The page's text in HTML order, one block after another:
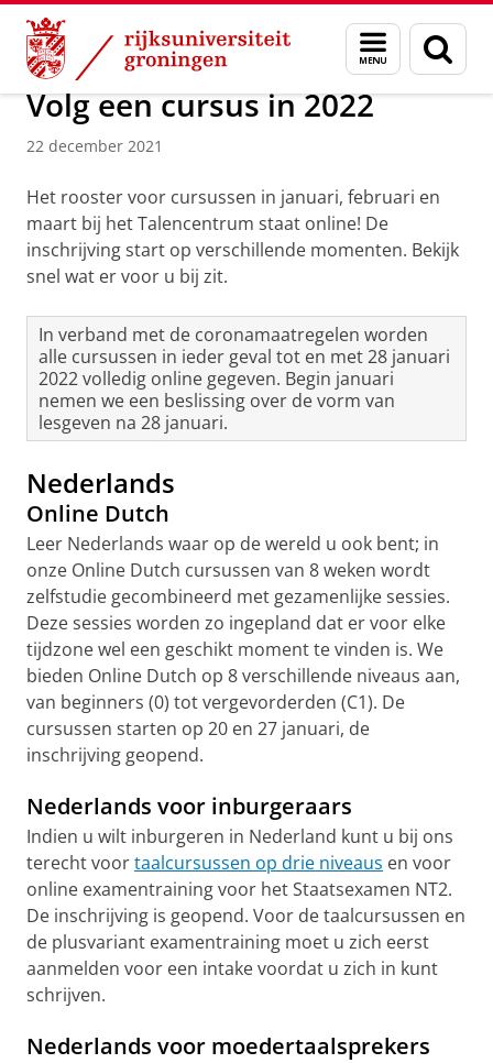
Skip
Content
Skip
Navigation
Menu
en
zoeken
Over ons Actueel Nieuws Nieuwsberichten
Volg een cursus in 2022
22 december 2021
Het rooster voor cursussen in januari, februari en
maart bij het Talencentrum staat online! De
inschrijving start op verschillende momenten. Bekijk
snel wat er voor u bij zit.
In verband met de coronamaatregelen worden
alle cursussen in ieder geval tot en met 28 januari
2022 volledig online gegeven. Begin januari
nemen we een beslissing over de vorm van
lesgeven na 28 januari.
Nederlands
Online Dutch
Leer Nederlands waar op de wereld u ook bent; in
onze Online Dutch cursussen van 8 weken wordt
zelfstudie gecombineerd met gezamenlijke sessies.
Deze sessies worden zo ingepland dat er voor elke
tijdzone wel een geschikt moment te vinden is. We
bieden Online Dutch op 8 verschillende niveaus aan,
van beginners (0) tot vergevorderden (C1). De
cursussen starten op 20 en 27 januari, de
inschrijving geopend.
Nederlands voor inburgeraars
Indien u wilt inburgeren in Nederland kunt u bij ons
terecht voortaalcursussen op drie niveaus en voor
online examentraining voor het Staatsexamen NT2.
De inschrijving is geopend. Voor de taalcursussen en
de plusvariant examentraining moet u zich eerst
aanmelden voor een intake voordat u zich in kunt
schrijven.
Nederlands voor moedertaalsprekers